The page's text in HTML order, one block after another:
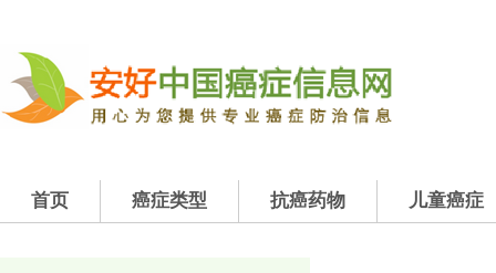
首页 癌症类型 抗癌药物 儿童癌症